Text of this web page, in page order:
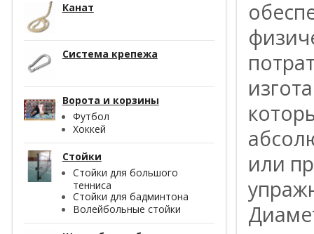
Канат
Система крепежа
Ворота и корзины
Футбол
Хоккей
Стойки
Стойки для большого
тенниса
Стойки для бадминтона
Волейбольные стойки
или